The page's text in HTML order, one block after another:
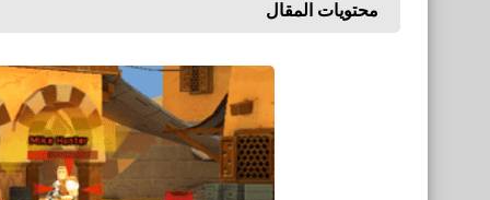
محتويات المقال